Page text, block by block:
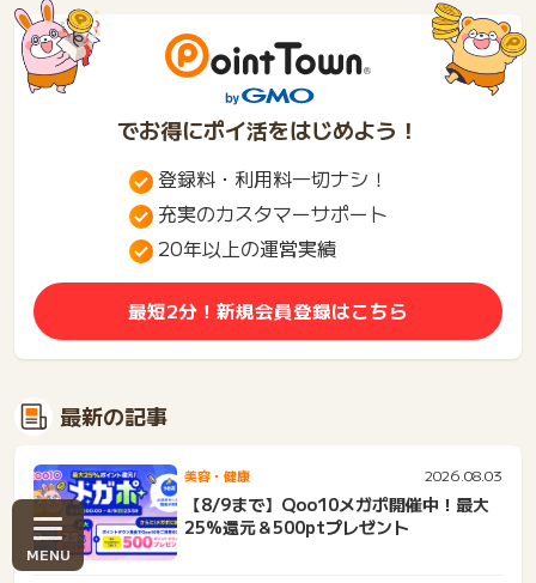
でお得にポイ活をはじめよう！
登録料・利用料一切ナシ！
充実のカスタマーサポート
20年以上の運営実績
最短2分！新規会員登録はこちら
最新の記事
美容・健康 2026.08.03
【8/9まで】Qoo10メガポ開催中！最大
25%還元＆500ptプレゼント